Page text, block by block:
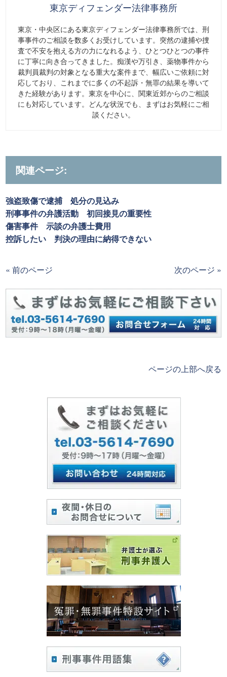
東京ディフェンダー法律事務所
東京・中央区にある東京ディフェンダー法律事務所では、刑
事事件のご相談を数多くお受けしています。突然の逮捕や捜
査で不安を抱える方の力になれるよう、ひとつひとつの事件
に丁寧に向き合ってきました。痴漢や万引き、薬物事件から
裁判員裁判の対象となる重大な案件まで、幅広いご依頼に対
応しており、これまでに多くの不起訴・無罪の結果を導いて
きた経験があります。東京を中心に、関東近郊からのご相談
にも対応しています。どんな状況でも、まずはお気軽にご相
談ください。
関連ページ:
強盗致傷で逮捕 処分の見込み
刑事事件の弁護活動 初回接見の重要性
傷害事件 示談の弁護士費用
控訴したい 判決の理由に納得できない
« 前のページ 次のページ »
ページの上部へ戻る